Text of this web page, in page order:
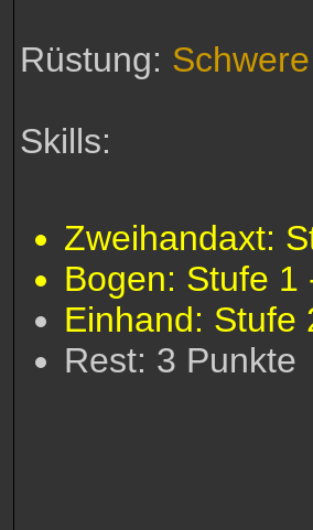
Rüstung:
Skills:
Zweihandaxt:
Bogen: Stufe 1
Einhand: Stufe
Rest: 3 Punkte